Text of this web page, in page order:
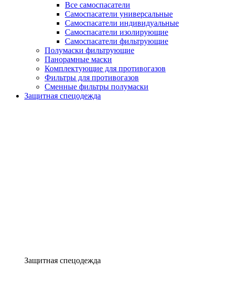
Все самоспасатели
Самоспасатели универсальные
Самоспасатели индивидуальные
Самоспасатели изолирующие
Самоспасатели фильтрующие
Полумаски фильтрующие
Панорамные маски
Комплектующие для противогазов
Фильтры для противогазов
Сменные фильтры полумаски
Защитная спецодежда
Защитная спецодежда